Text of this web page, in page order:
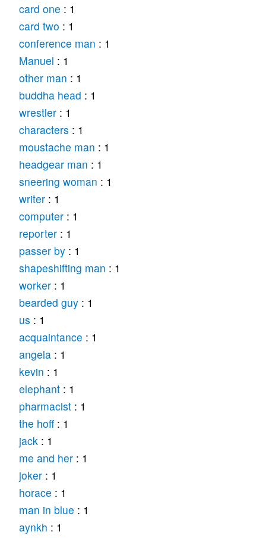
card one : 1
card two : 1
conference man : 1
Manuel : 1
other man : 1
buddha head : 1
wrestler: 1
characters : 1
moustache man : 1
headgear man : 1
sneering woman : 1
writer: 1
computer: 1
reporter: 1
passer by: 1
shapeshifting man : 1
worker: 1
bearded guy: 1
us : 1
acquaintance : 1
angela: 1
kevin : 1
elephant: 1
pharmacist: 1
the hoff: 1
jack: 1
me and her: 1
joker: 1
horace : 1
man in blue : 1
aynkh : 1